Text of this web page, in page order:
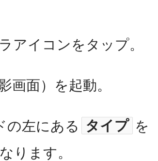
アイコンをタップ。
面）を起動。
の左にある タイプ を
ります。